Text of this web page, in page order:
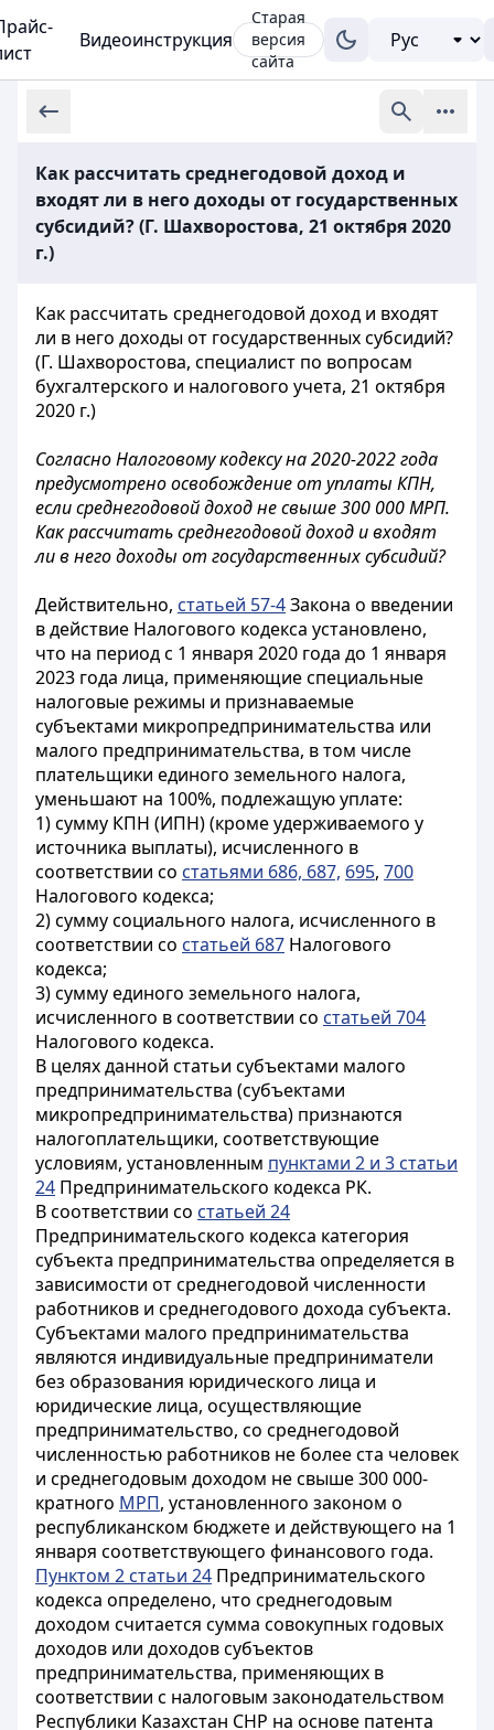
Видеоинструкция
Старая
версия
сайта
Как рассчитать среднегодовой доход и
входят ли в него доходы от государственных
субсидий? (Г. Шахворостова, 21 октября 2020
г.)
Как рассчитать среднегодовой доход и входят
ли в него доходы от государственных субсидий?
(Г. Шахворостова, специалист по вопросам
бухгалтерского и налогового учета, 21 октября
2020 г.)
Согласно Налоговому кодексу на 2020-2022 года
предусмотрено освобождение от уплаты КПН,
если среднегодовой доход не свыше 300 000 МРП.
Как рассчитать среднегодовой доход и входят
ли в него доходы от государственных субсидий?
Действительно, статьей 57-4Закона о введении
в действие Налогового кодекса установлено,
что на период с 1 января 2020 года до 1 января
2023 года лица, применяющие специальные
налоговые режимы и признаваемые
субъектами микропредпринимательства или
малого предпринимательства, в том числе
плательщики единого земельного налога,
уменьшают на 100%, подлежащую уплате:
1) сумму КПН (ИПН) (кроме удерживаемого у
источника выплаты), исчисленного в
соответствии со статьями 686, 687, 695, 700
Налогового кодекса;
2) сумму социального налога, исчисленного в
соответствии со статьей 687 Налогового
кодекса;
3) сумму единого земельного налога,
исчисленного в соответствии со статьей 704
Налогового кодекса.
В целях данной статьи субъектами малого
предпринимательства (субъектами
микропредпринимательства) признаются
налогоплательщики, соответствующие
условиям, установленным пунктами 2 и 3 статьи
24 Предпринимательского кодекса РК.
В соответствии со статьей 24
Предпринимательского кодекса категория
субъекта предпринимательства определяется в
зависимости от среднегодовой численности
работников и среднегодового дохода субъекта.
Субъектами малого предпринимательства
являются индивидуальные предприниматели
без образования юридического лица и
юридические лица, осуществляющие
предпринимательство, со среднегодовой
численностью работников не более ста человек
и среднегодовым доходом не свыше 300 000-
кратного МРП, установленного законом о
республиканском бюджете и действующего на 1
января соответствующего финансового года.
Пунктом 2 статьи 24 Предпринимательского
кодекса определено, что среднегодовым
доходом считается сумма совокупных годовых
доходов или доходов субъектов
предпринимательства, применяющих в
соответствии с налоговым законодательством
Республики Казахстан СНР на основе патента